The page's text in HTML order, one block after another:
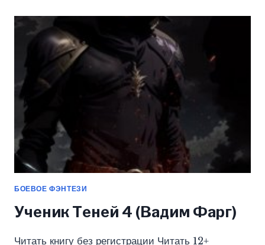
18+
(ВАДИМ
ФАРГ)
БОЕВОЕ ФЭНТЕЗИ
Ученик Теней 4 (Вадим Фарг)
Читать книгу без регистрации Читать 12+